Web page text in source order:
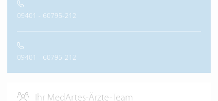
09401 - 60795-212
09401 - 60795-212
Ihr MedArtes-Ärzte-Team